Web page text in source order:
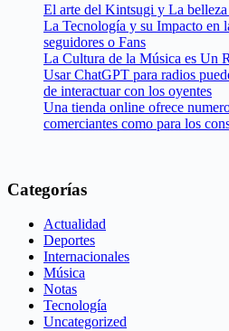
El arte del Kintsugi y La belleza
La Tecnología y su Impacto en
seguidores o Fans
La Cultura de la Música es Un
Usar ChatGPT para radios
de interactuar con los oyentes
Una tienda online ofrece
comerciantes como para los
Categorías
Actualidad
Deportes
Internacionales
Música
Notas
Tecnología
Uncategorized